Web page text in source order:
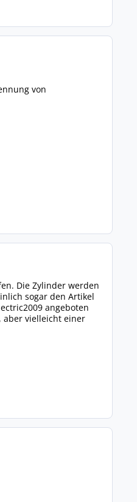
von
Die Zylinder werden
sogar den Artikel
angeboten
aber vielleicht einer